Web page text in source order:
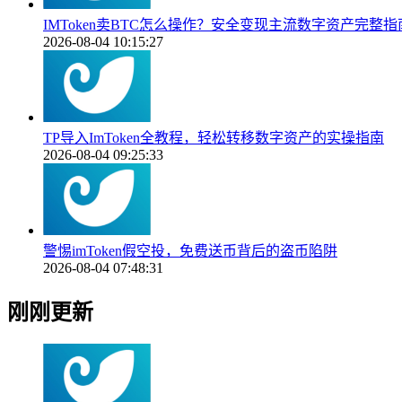
IMToken卖BTC怎么操作？安全变现主流数字资产完整指
2026-08-04 10:15:27
TP导入ImToken全教程，轻松转移数字资产的实操指南
2026-08-04 09:25:33
警惕imToken假空投，免费送币背后的盗币陷阱
2026-08-04 07:48:31
刚刚更新